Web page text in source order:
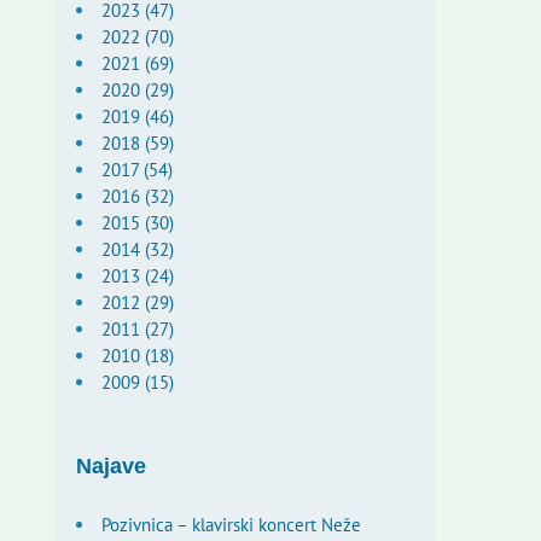
2023 (47)
2022 (70)
2021 (69)
2020 (29)
2019 (46)
2018 (59)
2017 (54)
2016 (32)
2015 (30)
2014 (32)
2013 (24)
2012 (29)
2011 (27)
2010 (18)
2009 (15)
Najave
Pozivnica – klavirski koncert Neže